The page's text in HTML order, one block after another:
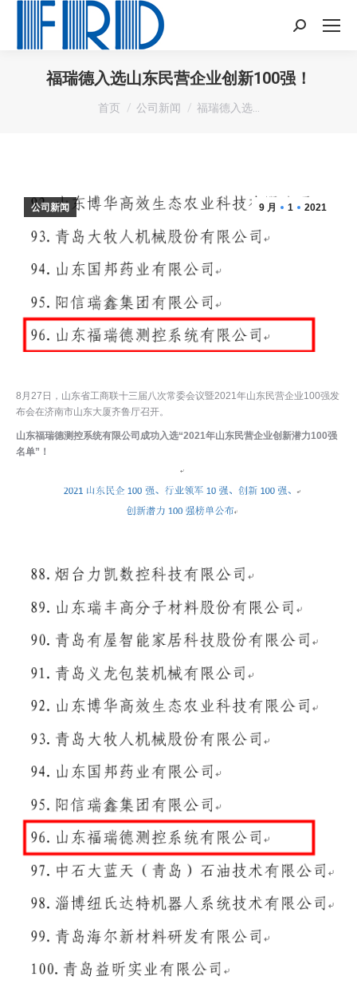
Search:
福瑞德入选山东民营企业创新100强！
首页 公司新闻 福瑞德入选…
9 月 1 2021
公司新闻
8月27日，山东省工商联十三届八次常委会议暨2021年山东民营企业100强发
布会在济南市山东大厦齐鲁厅召开。
山东福瑞德测控系统有限公司成功入选“2021年山东民营企业创新潜力100强
名单”！